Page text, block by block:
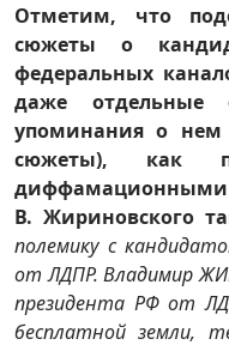
Отметим, что
сюжеты о
федеральных
даже отдельные
упоминания о нем
сюжеты), как
диффамационными
В. Жириновского
полемику с
от ЛДПР. Владимир
президента РФ от
бесплатной земли,